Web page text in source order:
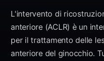
L'intervento di
anteriore (ACLR) è un
per il trattamento delle
anteriore del ginocchio.